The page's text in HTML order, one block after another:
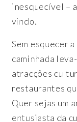
inesquecível –
vindo.
Sem esquecer
caminhada
atracções
restaurantes
Quer sejas um
entusiasta da